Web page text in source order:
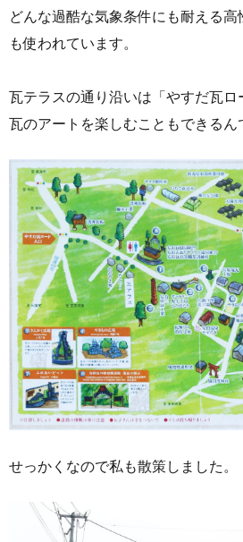
どんな過酷な気象条件にも耐える
も使われています。
瓦テラスの通り沿いは「やすだ瓦ロ
瓦のアートを楽しむこともできるん
せっかくなので私も散策しました。